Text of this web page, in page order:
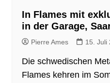
In Flames mit
in der Garage,
Pierre Ames 15. Juli
Die schwedischen
Flames kehren im